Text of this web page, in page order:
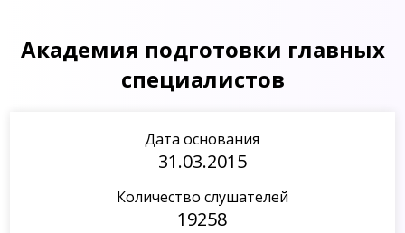
Академия подготовки главных
специалистов
Дата основания
31.03.2015
Количество слушателей
19258